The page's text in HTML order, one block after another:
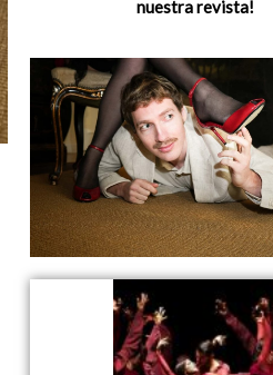
nuestra revista!